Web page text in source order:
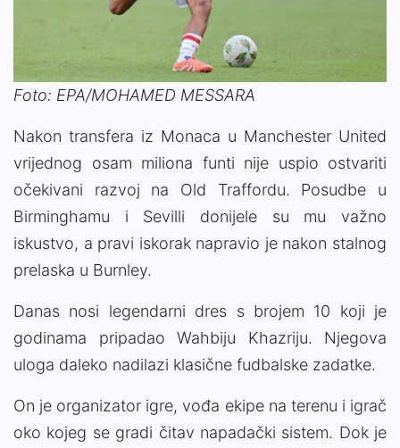
Foto: EPA/MOHAMED MESSARA
Nakon transfera iz Monaca u Manchester United
vrijednog osam miliona funti nije uspio ostvariti
očekivani razvoj na Old Traffordu. Posudbe u
Birminghamu i Sevilli donijele su mu važno
iskustvo, a pravi iskorak napravio je nakon stalnog
prelaska u Burnley.
Danas nosi legendarni dres s brojem 10 koji je
godinama pripadao Wahbiju Khazriju. Njegova
uloga daleko nadilazi klasične fudbalske zadatke.
On je organizator igre, vođa ekipe na terenu i igrač
oko kojeg se gradi čitav napadački sistem. Dok je